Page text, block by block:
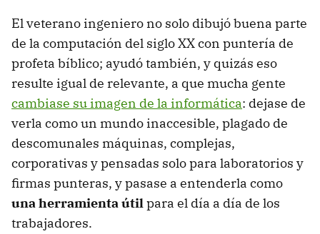
El veterano ingeniero no solo dibujó buena parte
de la computación del siglo XX con puntería de
profeta bíblico; ayudó también, y quizás eso
resulte igual de relevante, a que mucha gente
cambiase su imagen de la informática: dejase de
verla como un mundo inaccesible, plagado de
descomunales máquinas, complejas,
corporativas y pensadas solo para laboratorios y
firmas punteras, y pasase a entenderla como
una herramienta útilpara el día a día de los
trabajadores.